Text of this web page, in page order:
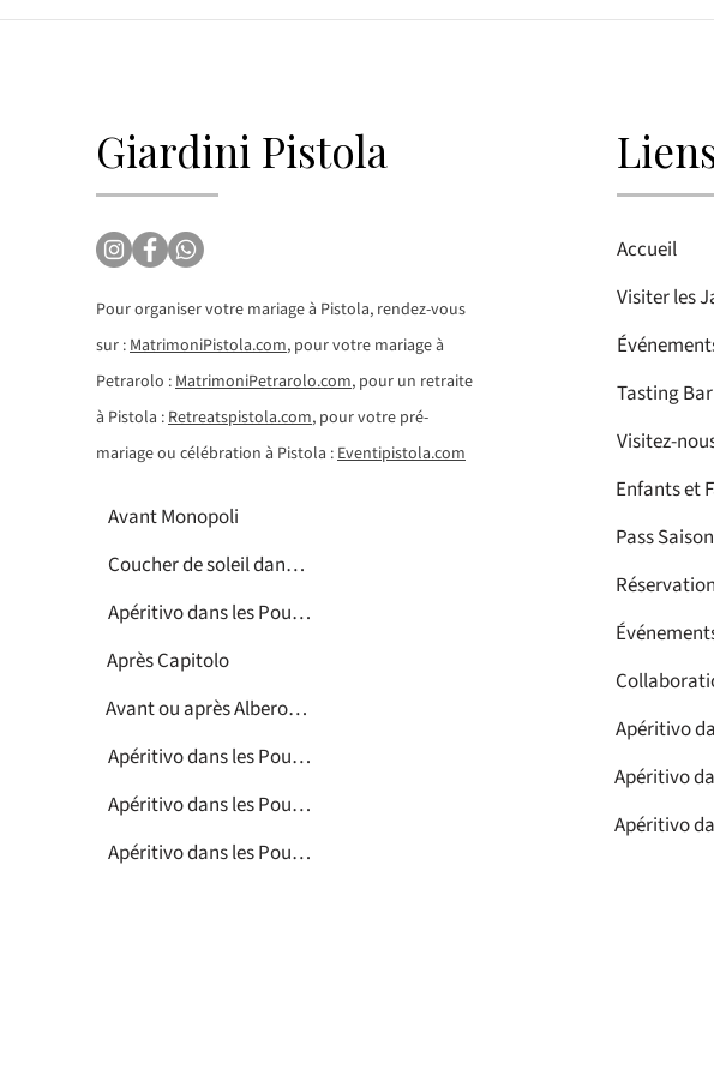
Giardini Pistola
Pour organiser votre mariage à Pistola, rendez-vous
sur : MatrimoniPistola.com, pour votre mariage à
Petrarolo : MatrimoniPetrarolo.com, pour un retraite
à Pistola : Retreatspistola.com, pour votre pré-
mariage ou célébration à Pistola : Eventipistola.com
Avant Monopoli
Coucher de soleil dans les Pouilles
Apéritivo dans les Pouilles
Après Capitolo
Avant ou après Alberobello
Apéritivo dans les Pouilles
Apéritivo dans les Pouilles
Apéritivo dans les Pouilles
Accueil
Visiter les
Tasting Bar
Visitez-
Enfants et
Pass Saison
Apéritivo
Apéritivo
Apéritivo